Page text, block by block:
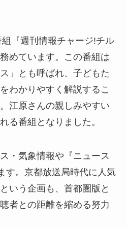
『週刊情報チャージ!チル
めています。この番組は
」とも呼ばれ、子どもた
わかりやすく解説するこ
江原さんの親しみやすい
る番組となりました。
・気象情報や『ニュース
す。京都放送局時代に人気
いう企画も、首都圏版と
者との距離を縮める努力